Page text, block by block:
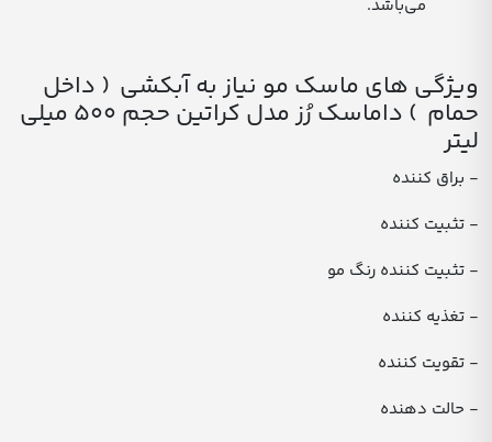
می‌باشد.
ویژگی های ماسک مو نیاز به آبکشی ( داخل
حمام ) داماسک رُز مدل کراتین حجم 500 میلی
لیتر
- براق کننده
- تثبیت کننده
- تثبیت کننده رنگ مو
- تغذیه کننده
- تقویت کننده
- حالت دهنده